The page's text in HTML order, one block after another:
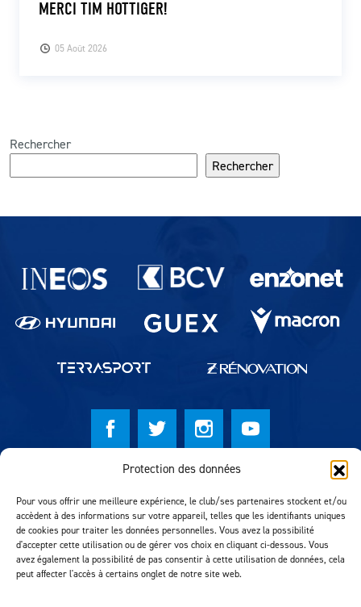
Protection des données
Pour vous offrir une meilleure expérience, le club/ses partenaires stockent et/ou
accèdent à des informations sur votre appareil, telles que les identifiants uniques
de cookies pour traiter les données personnelles. Vous avez la possibilité
d'accepter cette utilisation ou de gérer vos choix en cliquant ci-dessous. Vous
avez également la possibilité de pas consentir à cette utilisation de données, cela
peut affecter l'accès à certains onglet de notre site web.
05 Août 2026
MERCI TIM HOTTIGER!
Rechercher
Rechercher
Partenaires du lausanne-Sport
© Lausanne Sport Football Club 2026
Réalisation MTM Agency